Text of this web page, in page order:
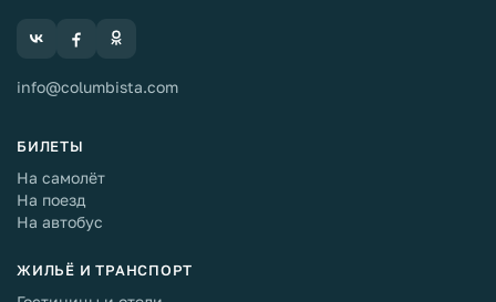
info@columbista.com
БИЛЕТЫ
На самолёт
На поезд
На автобус
ЖИЛЬЁ И ТРАНСПОРТ